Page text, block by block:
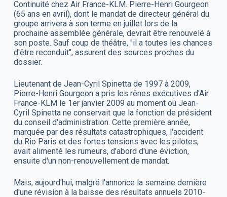
Continuité chez Air France-KLM. Pierre-Henri Gourgeon
(65 ans en avril), dont le mandat de directeur général du
groupe arrivera à son terme en juillet lors de la
prochaine assemblée générale, devrait être renouvelé à
son poste. Sauf coup de théâtre, "il a toutes les chances
d'être reconduit", assurent des sources proches du
dossier.
Lieutenant de Jean-Cyril Spinetta de 1997 à 2009,
Pierre-Henri Gourgeon a pris les rênes exécutives d'Air
France-KLM le 1er janvier 2009 au moment où Jean-
Cyril Spinetta ne conservait que la fonction de président
du conseil d'administration. Cette première année,
marquée par des résultats catastrophiques, l'accident
du Rio Paris et des fortes tensions avec les pilotes,
avait alimenté les rumeurs, d'abord d'une éviction,
ensuite d'un non-renouvellement de mandat.
Mais, aujourd'hui, malgré l'annonce la semaine dernière
d'une révision à la baisse des résultats annuels 2010-